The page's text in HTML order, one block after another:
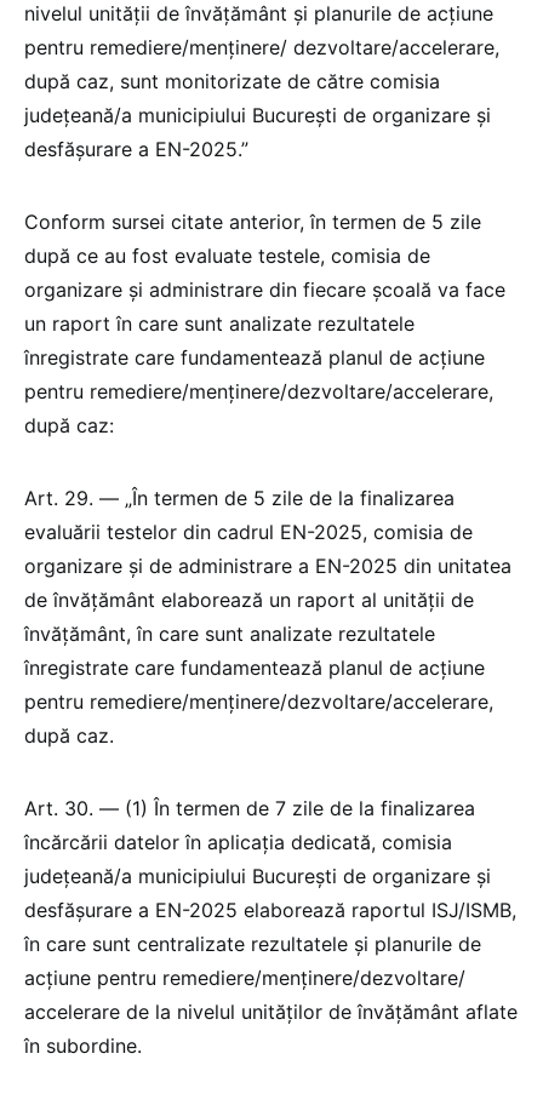
nivelul unității de învățământ și planurile de acțiune
pentru remediere/menținere/ dezvoltare/accelerare,
după caz, sunt monitorizate de către comisia
județeană/a municipiului București de organizare și
desfășurare a EN-2025.”
Conform sursei citate anterior, în termen de 5 zile
după ce au fost evaluate testele, comisia de
organizare și administrare din fiecare școală va face
un raport în care sunt analizate rezultatele
înregistrate care fundamentează planul de acțiune
pentru remediere/menținere/dezvoltare/accelerare,
după caz:
Art. 29. — „În termen de 5 zile de la finalizarea
evaluării testelor din cadrul EN-2025, comisia de
organizare și de administrare a EN-2025 din unitatea
de învățământ elaborează un raport al unității de
învățământ, în care sunt analizate rezultatele
înregistrate care fundamentează planul de acțiune
pentru remediere/menținere/dezvoltare/accelerare,
după caz.
Art. 30. — (1) În termen de 7 zile de la finalizarea
încărcării datelor în aplicația dedicată, comisia
județeană/a municipiului București de organizare și
desfășurare a EN-2025 elaborează raportul ISJ/ISMB,
în care sunt centralizate rezultatele și planurile de
acțiune pentru remediere/menținere/dezvoltare/
accelerare de la nivelul unităților de învățământ aflate
în subordine.